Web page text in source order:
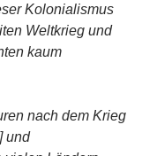
Kolonialismus
Weltkrieg und
kaum
nach dem Krieg
und